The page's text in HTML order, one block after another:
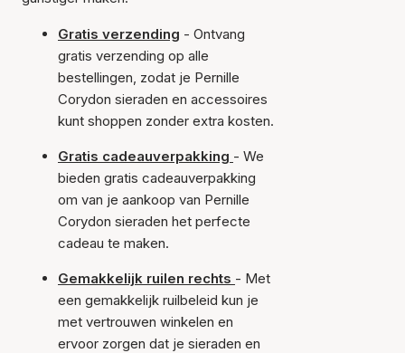
Gratis verzending - Ontvang
gratis verzending op alle
bestellingen, zodat je Pernille
Corydon sieraden en accessoires
kunt shoppen zonder extra kosten.
Gratis cadeauverpakking - We
bieden gratis cadeauverpakking
om van je aankoop van Pernille
Corydon sieraden het perfecte
cadeau te maken.
Gemakkelijk ruilen rechts - Met
een gemakkelijk ruilbeleid kun je
met vertrouwen winkelen en
ervoor zorgen dat je sieraden en